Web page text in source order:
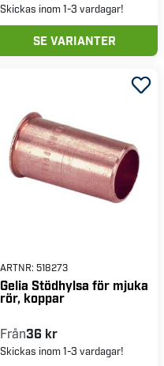
Skickas inom 1-3 vardagar!
SE VARIANTER
ARTNR: 518273
Gelia Stödhylsa för mjuka
rör, koppar
Från36 kr
Skickas inom 1-3 vardagar!